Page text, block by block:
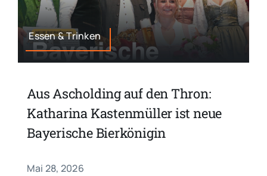
Essen & Trinken
Aus Ascholding auf den Thron:
Katharina Kastenmüller ist neue
Bayerische Bierkönigin
Mai 28, 2026